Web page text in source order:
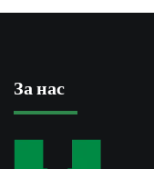
За нас